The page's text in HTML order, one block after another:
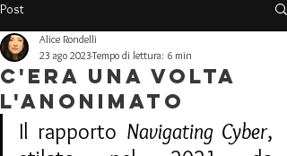
Post
C'era una volta
l'anonimato
Alice Rondelli
23 ago 2023Tempo di lettura: 6 min
Il rapporto Navigating Cyber,